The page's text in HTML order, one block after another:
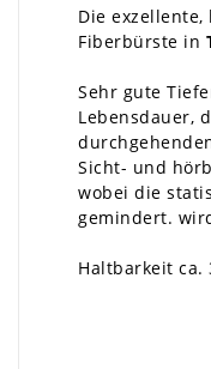
Die exzellente,
Fiberbürste in
Sehr gute
Lebensdauer,
Sicht- und
wobei die
gemindert.
Haltbarkeit ca.